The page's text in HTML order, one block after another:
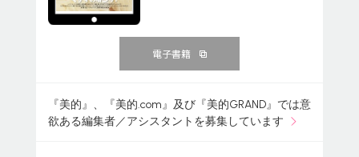
電子書籍
『美的』、『美的.com』及び『美的GRAND』では意
欲ある編集者／アシスタントを募集しています